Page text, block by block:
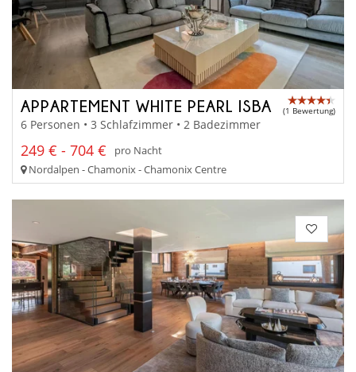
APPARTEMENT WHITE PEARL ISBA (1 Bewertung)
6 Personen • 3 Schlafzimmer • 2 Badezimmer
249 € - 704 €
pro Nacht
Nordalpen - Chamonix - Chamonix Centre